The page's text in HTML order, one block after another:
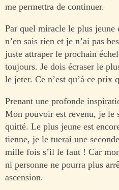
me permettra de continuer.
Par quel miracle le plus jeune
n’en sais rien et je n’ai pas
juste attraper le prochain
toujours. Je dois écraser le
le jeter. Ce n’est qu’à ce prix
Prenant une profonde
Mon pouvoir est revenu, je le
quitté. Le plus jeune est
tienne, je le tuerai une
mille fois s’il le faut ! Car
ni personne ne pourra plus
ascension.